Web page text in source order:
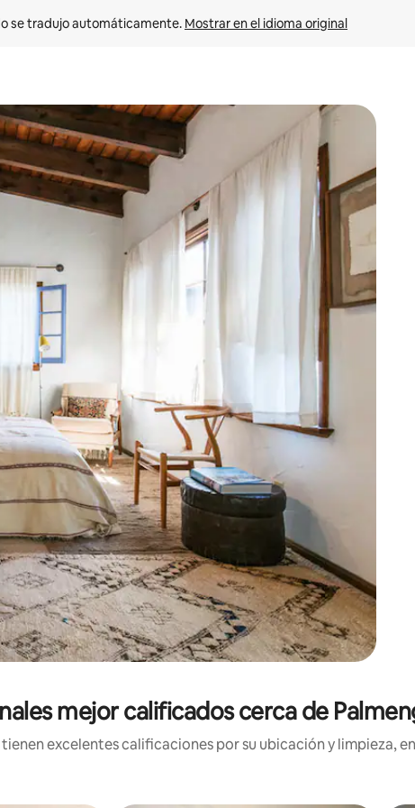
se tradujo automáticamente. Mostrar en el idioma original
teclas de las flechas hacia arriba y hacia abajo, o bien tocando y
mejor calificados cerca de
excelentes calificaciones por su ubicación y limpieza,